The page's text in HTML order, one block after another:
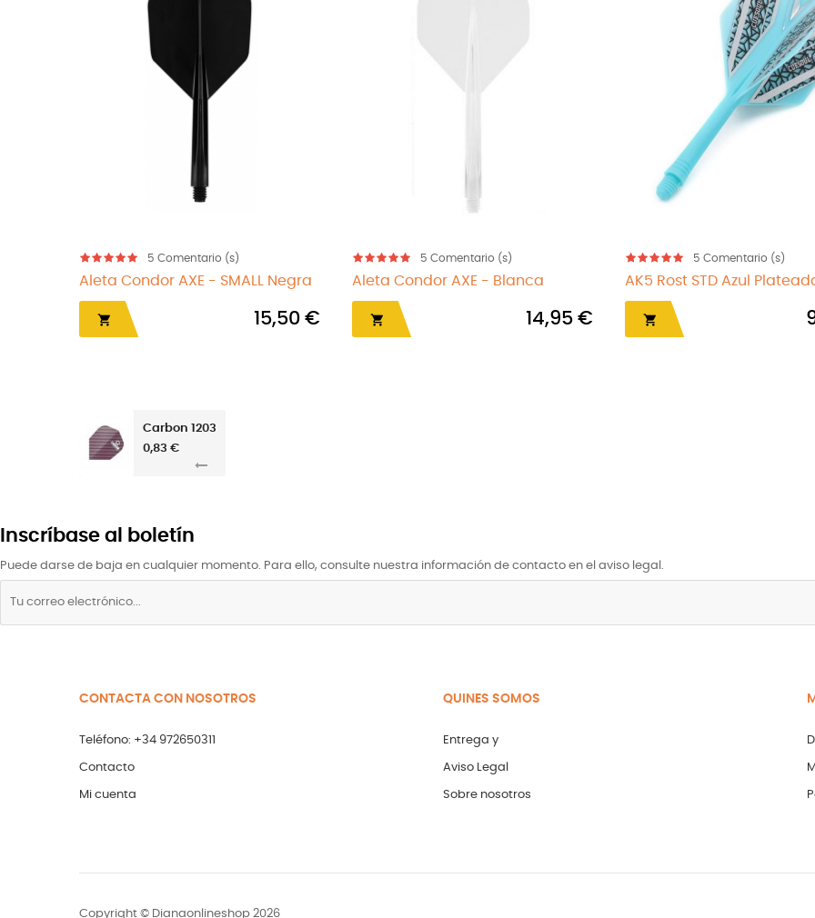
5Comentario (s)
Aleta Condor AXE - Blanca
14,95 €
5Comentario (s)
AK5 Rost STD Azul Plateada...
9,68 €
5Comentario (s)
Vortex 9014
Carbon 1203
0,83 €
Inscríbase al boletín
Puede darse de baja en cualquier momento. Para ello, consulte nuestra información de contacto en el aviso legal.
CONTACTA CON NOSOTROS
Teléfono: +34 972650311
Contacto
Mi cuenta
QUINES SOMOS
Entrega y
Aviso Legal
Sobre nosotros
Copyright © Dianaonlineshop 2026